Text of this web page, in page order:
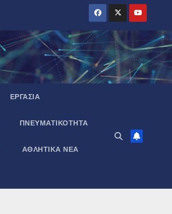
ΕΡΓΑΣΙΑ
ΠΝΕΥΜΑΤΙΚΌΤΗΤΑ
ΑΘΛΗΤΙΚΑ ΝΕΑ